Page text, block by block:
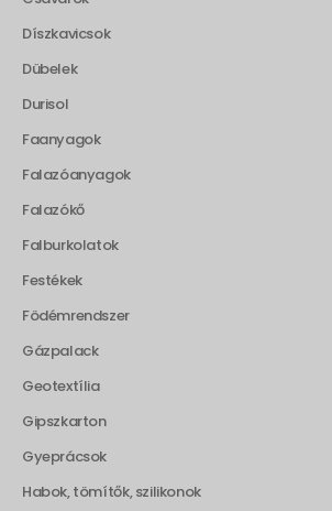
Díszkavicsok
Dübelek
Durisol
Faanyagok
Falazóanyagok
Falazókő
Falburkolatok
Festékek
Födémrendszer
Gázpalack
Geotextília
Gipszkarton
Gyeprácsok
Habok, tömítők, szilikonok